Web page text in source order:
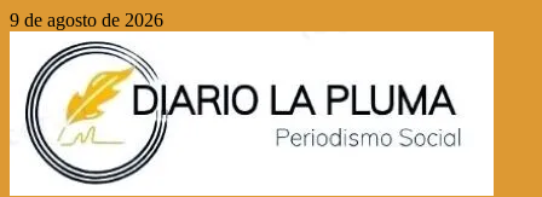
Saltar
contenido
9 de agosto de 2026